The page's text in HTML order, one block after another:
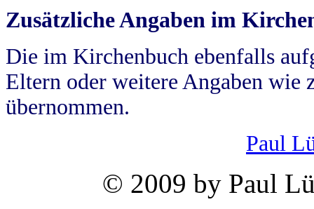
Zusätzliche Angaben im
Die im Kirchenbuch ebenfalls
Eltern oder weitere Angaben wie
übernommen.
Paul
© 2009 by Paul